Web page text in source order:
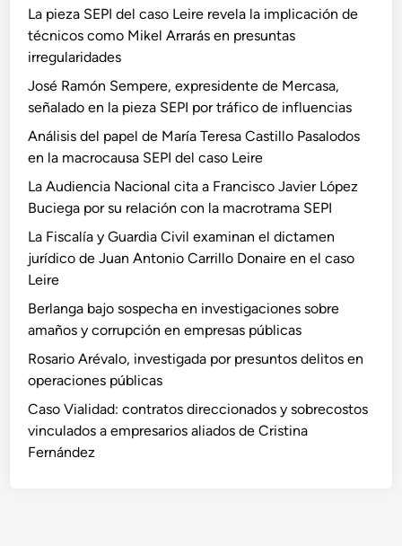
La pieza SEPI del caso Leire revela la implicación de
técnicos como Mikel Arrarás en presuntas
irregularidades
José Ramón Sempere, expresidente de Mercasa,
señalado en la pieza SEPI por tráfico de influencias
Análisis del papel de María Teresa Castillo Pasalodos
en la macrocausa SEPI del caso Leire
La Audiencia Nacional cita a Francisco Javier López
Buciega por su relación con la macrotrama SEPI
La Fiscalía y Guardia Civil examinan el dictamen
jurídico de Juan Antonio Carrillo Donaire en el caso
Leire
Berlanga bajo sospecha en investigaciones sobre
amaños y corrupción en empresas públicas
Rosario Arévalo, investigada por presuntos delitos en
operaciones públicas
Caso Vialidad: contratos direccionados y sobrecostos
vinculados a empresarios aliados de Cristina
Fernández